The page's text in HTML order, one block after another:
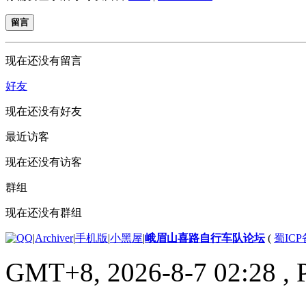
留言
现在还没有留言
好友
现在还没有好友
最近访客
现在还没有访客
群组
现在还没有群组
|Archiver|手机版|小黑屋|峨眉山喜路自行车队论坛( 蜀ICP
GMT+8, 2026-8-7 02:28 ,